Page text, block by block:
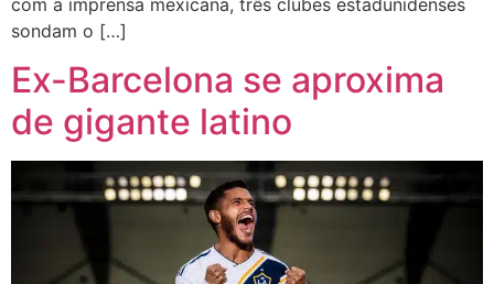
com a imprensa mexicana, três clubes estadunidenses
sondam o […]
Ex-Barcelona se aproxima
de gigante latino